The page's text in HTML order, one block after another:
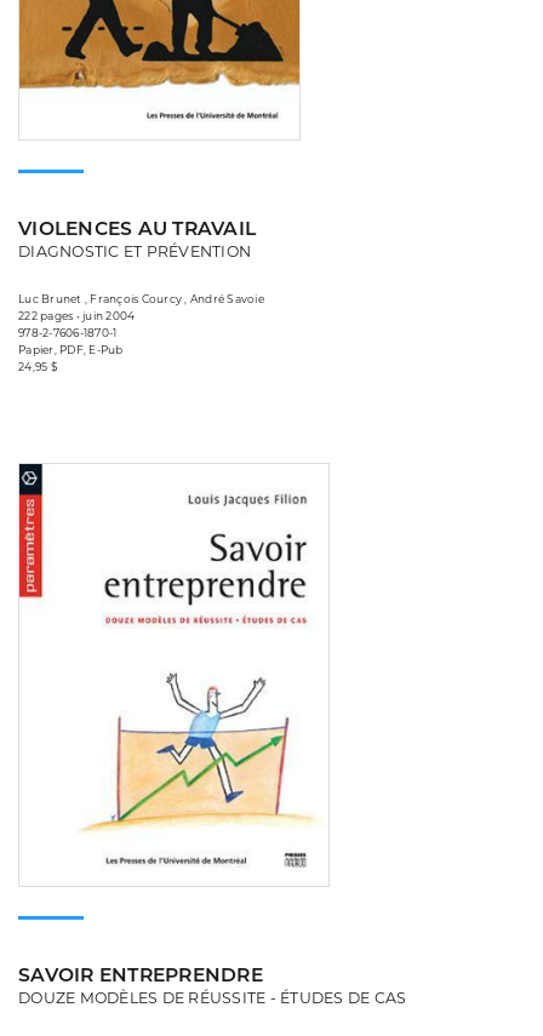
VIOLENCES AU TRAVAIL
DIAGNOSTIC ET PRÉVENTION
Luc Brunet , François Courcy , André Savoie
222 pages • juin 2004
978-2-7606-1870-1
Papier, PDF, E-Pub
24,95 $
SAVOIR ENTREPRENDRE
DOUZE MODÈLES DE RÉUSSITE - ÉTUDES DE CAS